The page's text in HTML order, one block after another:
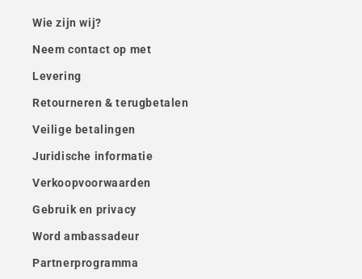
Wie zijn wij?
Neem contact op met
Levering
Retourneren & terugbetalen
Veilige betalingen
Juridische informatie
Verkoopvoorwaarden
Gebruik en privacy
Word ambassadeur
Partnerprogramma